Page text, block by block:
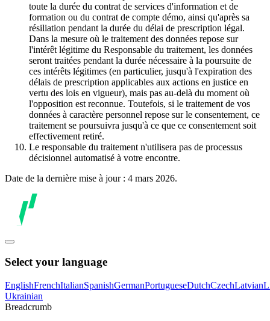
toute la durée du contrat de services d'information et de
formation ou du contrat de compte démo, ainsi qu'après sa
résiliation pendant la durée du délai de prescription légal.
Dans la mesure où le traitement des données repose sur
l'intérêt légitime du Responsable du traitement, les données
seront traitées pendant la durée nécessaire à la poursuite de
ces intérêts légitimes (en particulier, jusqu'à l'expiration des
délais de prescription applicables aux actions en justice en
vertu des lois en vigueur), mais pas au-delà du moment où
l'opposition est reconnue. Toutefois, si le traitement de vos
données à caractère personnel repose sur le consentement, ce
traitement se poursuivra jusqu'à ce que ce consentement soit
effectivement retiré.
Le responsable du traitement n'utilisera pas de processus
décisionnel automatisé à votre encontre.
Date de la dernière mise à jour : 4 mars 2026.
Select your language
EnglishFrenchItalianSpanishGermanPortugueseDutchCzechLatvian
Ukrainian
Breadcrumb